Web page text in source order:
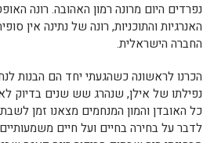
נפרדים היום מרונה רמון האהובה. רונה
האנרגיות והתוכניות, רונה של נתינה אין
החברה הישראלית.
הכרנו לראשונה כשהגעתי יחד הם הבנות
נפילתו של אילן, שנהרג שש שנים בדיוק
כל האובדן והמון המנחמים מצאנו זמן
לדבר על בחירה בחיים ועל חיים